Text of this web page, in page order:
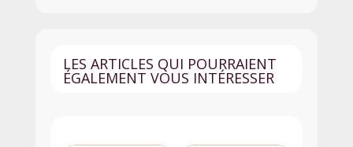
-
Medium
LES ARTICLES QUI POURRAIENT
ÉGALEMENT VOUS INTÉRESSER